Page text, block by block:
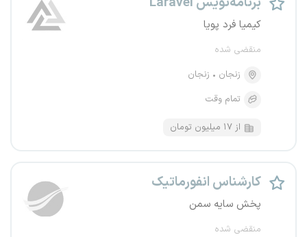
کیمیا فرد پویا
منقضی شده
زنجان
زنجان
تمام وقت
از ۱۷ میلیون تومان
کارشناس انفورماتیک
پخش سایه سمن
منقضی شده